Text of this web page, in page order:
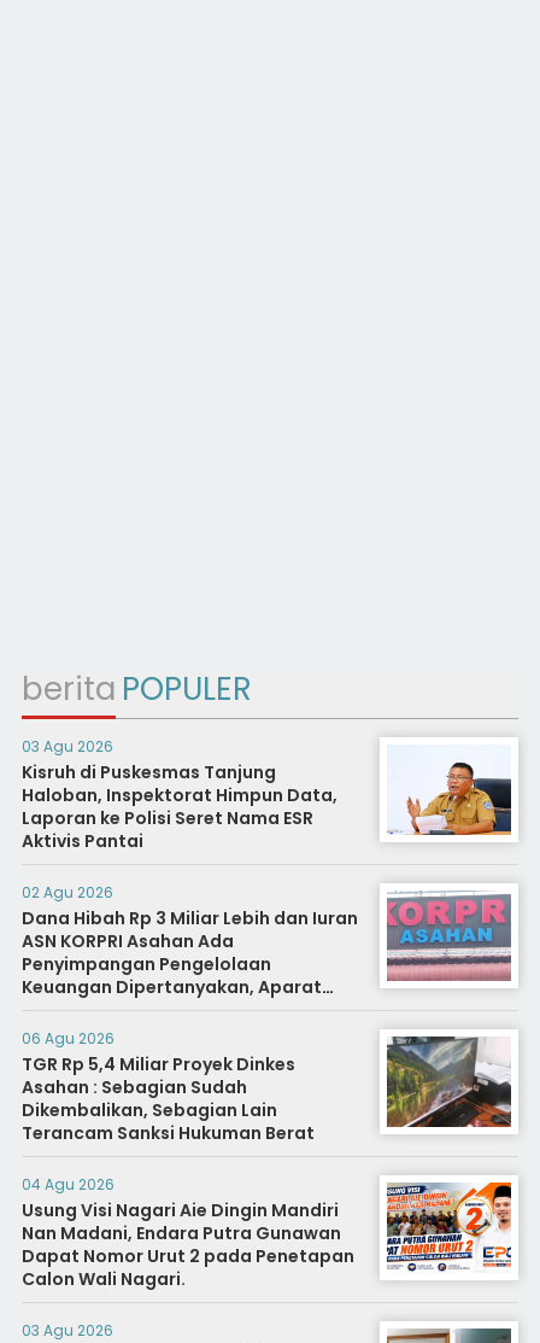
berita POPULER
03 Agu 2026
Kisruh di Puskesmas Tanjung
Haloban, Inspektorat Himpun Data,
Laporan ke Polisi Seret Nama ESR
Aktivis Pantai
02 Agu 2026
Dana Hibah Rp 3 Miliar Lebih dan Iuran
ASN KORPRI Asahan Ada
Penyimpangan Pengelolaan
Keuangan Dipertanyakan, Aparat
Diminta Segera Usut
06 Agu 2026
TGR Rp 5,4 Miliar Proyek Dinkes
Asahan : Sebagian Sudah
Dikembalikan, Sebagian Lain
Terancam Sanksi Hukuman Berat
04 Agu 2026
Usung Visi Nagari Aie Dingin Mandiri
Nan Madani, Endara Putra Gunawan
Dapat Nomor Urut 2 pada Penetapan
Calon Wali Nagari.
03 Agu 2026